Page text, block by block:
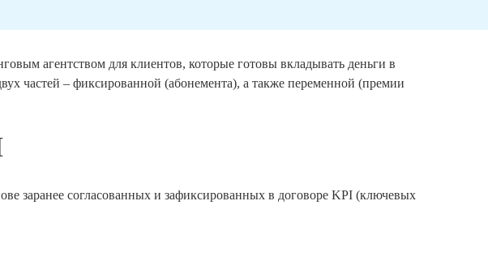
агентством для клиентов, которые готовы вкладывать деньги в
частей – фиксированной (абонемента), а также переменной (премии
заранее согласованных и зафиксированных в договоре KPI (ключевых